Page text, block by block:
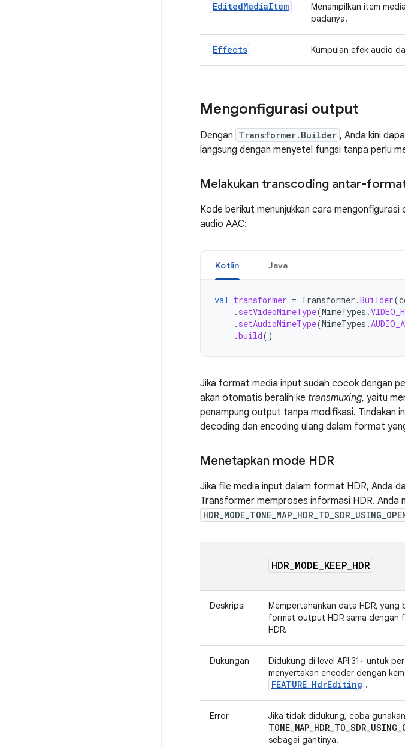
EditedMediaItem
Menampilkan item
padanya.
Effects Kumpulan efek audio
Mengonfigurasi output
Dengan Transformer.Builder , Anda kini
langsung dengan menyetel fungsi tanpa perlu
Melakukan transcoding antar-
Kode berikut menunjukkan cara mengonfigurasi
audio AAC:
Kotlin Java
val transformer = Transformer .Builder(
. setVideoMimeType(MimeTypes .
. setAudioMimeType(MimeTypes .
.build()
Jika format media input sudah cocok dengan
akan otomatis beralih ke transmuxing, yaitu
penampung output tanpa modifikasi. Tindakan
decoding dan encoding ulang dalam format
Menetapkan mode HDR
Jika file media input dalam format HDR, Anda
Transformer memproses informasi HDR. Anda
HDR MODE KEEP HDR
Deskripsi
Mempertahankan data HDR, yang
format output HDR sama dengan
HDR.
Dukungan
Didukung di level API 31+ untuk
menyertakan encoder dengan
FEATURE_HdrEditing .
Error Jika tidak didukung, coba gunakan
TONE_MAP_HDR_TO_SDR_USING_
sebagai gantinya.